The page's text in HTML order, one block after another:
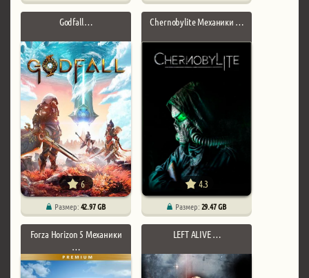
Godfall …
6
Размер:42.97 GB
Chernobylite Механики …
4.3
Размер:29.47 GB
Forza Horizon 5 Механики
…
LEFT ALIVE …